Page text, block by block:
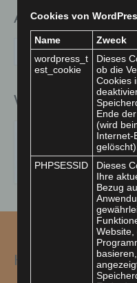
Medienbeiträge
Mitglied bei
Archiv
Archiv
Wir sind eine
Hier finden Sie
Cookies von
Name Zweck
wordpress_t
est_cookie
Dieses
ob die
Cookies
Ende
(wird
Internet-
gelöscht).
PHPSESSID
Dieses
Ihre
Bezug
Website,